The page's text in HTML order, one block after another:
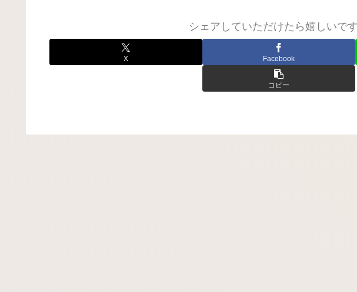
シェアしていただけたら嬉しいで
X Facebook
コピー